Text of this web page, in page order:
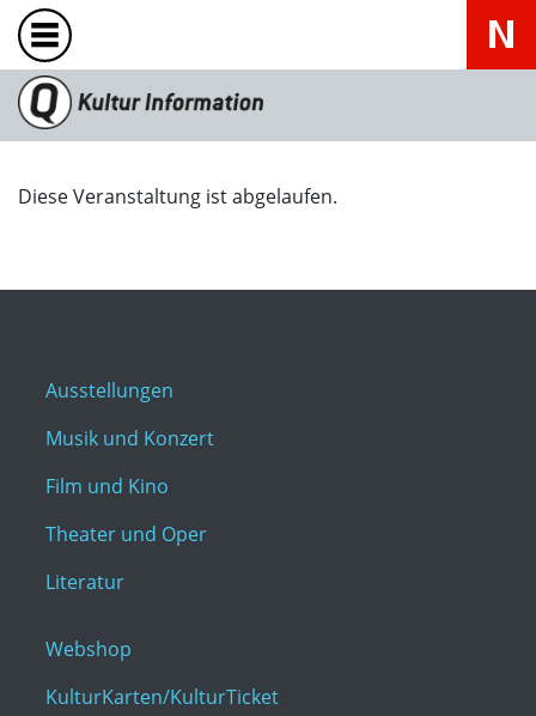
Diese Veranstaltung ist abgelaufen.
Ausstellungen
Musik und Konzert
Film und Kino
Theater und Oper
Literatur
Webshop
KulturKarten/KulturTicket